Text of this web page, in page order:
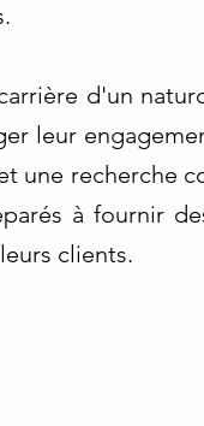
d'un
leur
une recherche
à fournir
clients.